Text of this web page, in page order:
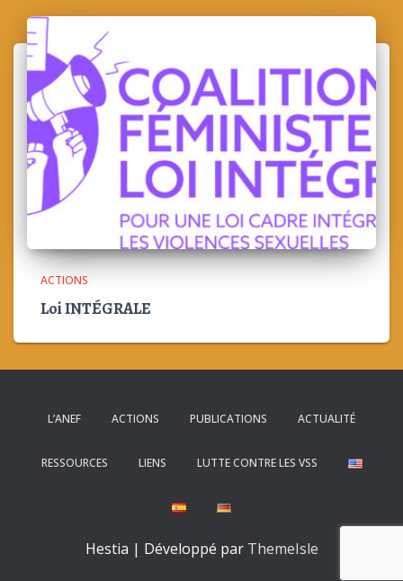
ACTIONS
Loi INTÉGRALE
L’ANEF ACTIONS PUBLICATIONS ACTUALITÉ
RESSOURCES LIENS LUTTE CONTRE LES VSS
Hestia | Développé par ThemeIsle